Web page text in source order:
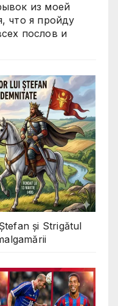
из моей
что я пройду
послов и
și Strigătul